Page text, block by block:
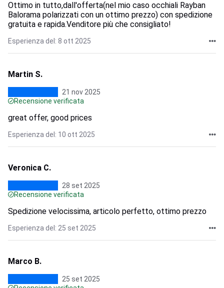
Ottimo in tutto,dall'offerta(nel mio caso occhiali Rayban
Balorama polarizzati con un ottimo prezzo) con spedizione
gratuita e rapida.Venditore più che consigliato!
Esperienza del: 8 ott 2025
Martin S.
21 nov 2025
Recensione verificata
great offer, good prices
Esperienza del: 10 ott 2025
Veronica C.
28 set 2025
Recensione verificata
Spedizione velocissima, articolo perfetto, ottimo prezzo
Esperienza del: 25 set 2025
Marco B.
25 set 2025